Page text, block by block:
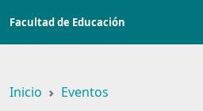
contenido
Facultad de Educación
Inicio Eventos